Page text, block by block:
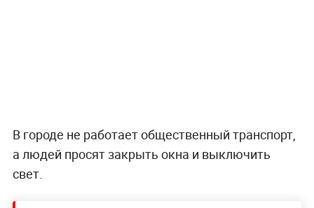
В городе не работает общественный транспорт,
а людей просят закрыть окна и выключить
свет.